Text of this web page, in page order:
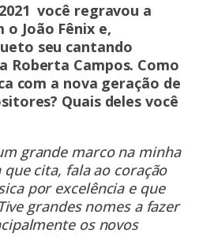
você regravou a
o João Fênix e,
seu cantando
Roberta Campos. Como
com a nova geração de
Quais deles você
grande marco na minha
cita, fala ao coração
por excelência e que
grandes nomes a fazer
os novos